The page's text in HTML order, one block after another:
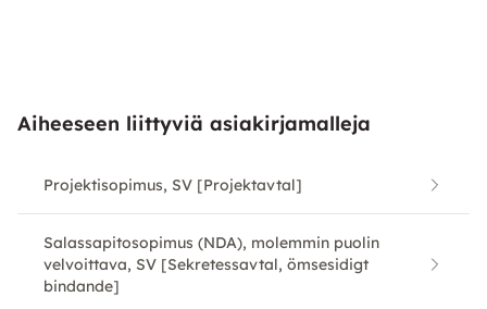
Aiheeseen liittyviä asiakirjamalleja
Projektisopimus, SV [Projektavtal]
Salassapitosopimus (NDA), molemmin puolin
velvoittava, SV [Sekretessavtal, ömsesidigt
bindande]